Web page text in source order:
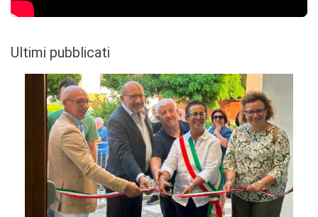
Ultimi pubblicati